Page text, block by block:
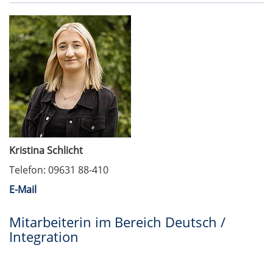
Kristina Schlicht
Telefon: 09631 88-410
E-Mail
Mitarbeiterin im Bereich Deutsch /
Integration